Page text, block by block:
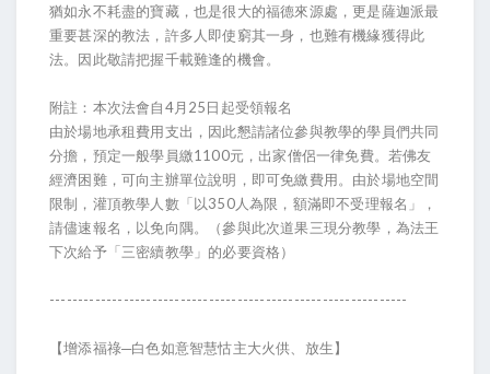
猶如永不耗盡的寶藏，也是很大的福德來源處，更是薩迦派最
重要甚深的教法，許多人即使窮其一身，也難有機緣獲得此
法。因此敬請把握千載難逢的機會。
附註：本次法會自4月25日起受領報名
由於場地承租費用支出，因此懇請諸位參與教學的學員們共同
分擔，預定一般學員繳1100元，出家僧侶一律免費。若佛友
經濟困難，可向主辦單位說明，即可免繳費用。由於場地空間
限制，灌頂教學人數「以350人為限，額滿即不受理報名」，
請儘速報名，以免向隅。（參與此次道果三現分教學，為法王
下次給予「三密續教學」的必要資格）
---------------------------------------------------------------
【增添福祿─白色如意智慧怙主大火供、放生】